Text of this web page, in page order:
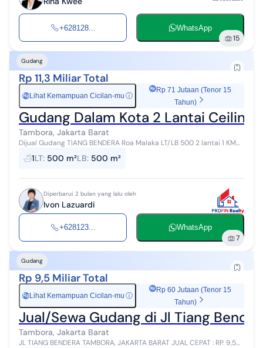
+628128... WhatsApp
15
Gudang
Rp 11,3 Miliar Total
Rp Lihat Kemampuan Cicilan-mu ⓘ
Rp 71 Jutaan (Tenor 15
Tahun)
Gudang Dalam Kota 2 Lantai Ceiling
Tambora, Jakarta Barat
Dijual Gudang TIANG BENDERA Roa Malaka LT/LB 500 2 lantai 1 KM
Listrik 4.400 SHGB Hadap timur Row jalan 2 mobil Ceiling 9 meter
Hrg jual 11.3M Iv...
1LT: 500 m²LB: 500 m²
Diperbarui 2 bulan yang lalu oleh
Ivon Lazuardi
+628123... WhatsApp
7
Gudang
Rp 9,5 Miliar Total
RpLihat Kemampuan Cicilan-mu ⓘ
Rp 60 Jutaan (Tenor 15
Tahun)
Jual/Sewa Gudang di Jl Tiang
Tambora, Jakarta Barat
JL TIANG BENDERA TAMBORA, JAKARTA BARAT JUAL CEPAT : RP. 9,5M